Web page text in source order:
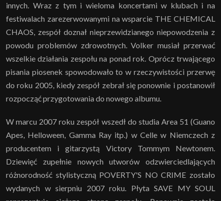
innych. Wraz z tym i wieloma koncertami w klubach i na
festiwalach zarezerwowanymi na wsparcie THE CHEMICAL
CHAOS, zespół doznał nieprzewidzianego niepowodzenia z
powodu problemów zdrowotnych. Volker musiał przerwać
wszelkie działania zespołu na ponad rok. Oprócz trwającego
pisania piosenek spowodowało to w rzeczywistości przerwę
do roku 2005, kiedy zespół zebrał się ponownie i postanowił
rozpocząć przygotowania do nowego albumu.
W marcu 2007 roku zespół wszedł do studia Area 51 (Guano
Apes, Helloween, Gamma Ray itp.) w Celle w Niemczech z
producentem i gitarzystą Victory Tommym Newtonem.
Dziewięć zupełnie nowych utworów odzwierciedlających
różnorodność stylistyczną POVERTY'S NO CRIME zostało
wydanych w sierpniu 2007 roku. Płyta SAVE MY SOUL